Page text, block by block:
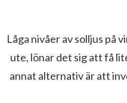
Låga nivåer av solljus på
ute, lönar det sig att få
annat alternativ är att